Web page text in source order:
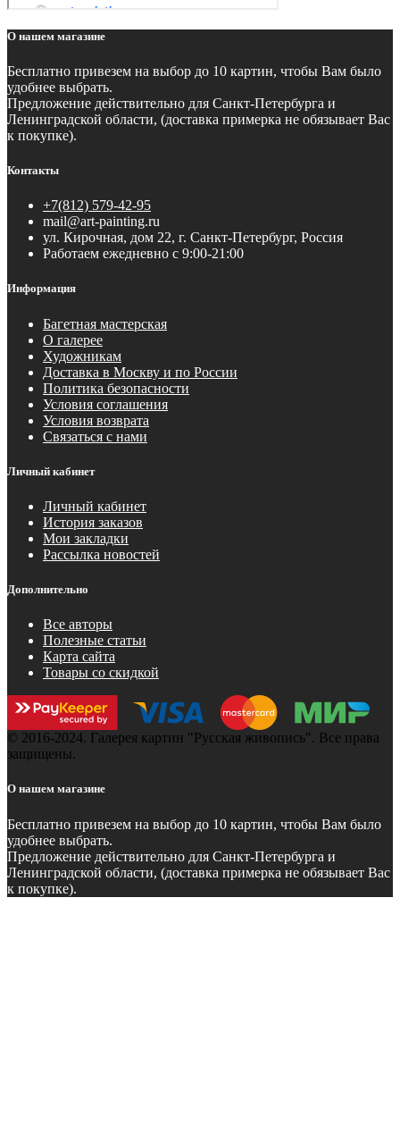
О нашем магазине
Бесплатно привезем на выбор до 10 картин, чтобы Вам было
удобнее выбрать.
Предложение действительно для Санкт-Петербурга и
Ленинградской области, (доставка примерка не обязывает Вас
к покупке).
Контакты
+7(812) 579-42-95
mail@art-painting.ru
ул. Кирочная, дом 22, г. Санкт-Петербург, Россия
Работаем ежедневно с 9:00-21:00
Информация
Багетная мастерская
О галерее
Художникам
Доставка в Москву и по России
Политика безопасности
Условия соглашения
Условия возврата
Связаться с нами
Личный кабинет
Личный кабинет
История заказов
Мои закладки
Рассылка новостей
Дополнительно
Все авторы
Полезные статьи
Карта сайта
Товары со скидкой
© 2016-2024. Галерея картин "Русская живопись". Все права
защищены.
О нашем магазине
Бесплатно привезем на выбор до 10 картин, чтобы Вам было
удобнее выбрать.
Предложение действительно для Санкт-Петербурга и
Ленинградской области, (доставка примерка не обязывает Вас
к покупке).